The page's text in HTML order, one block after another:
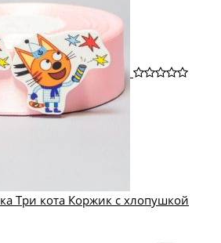
Три кота Коржик с хлопушкой